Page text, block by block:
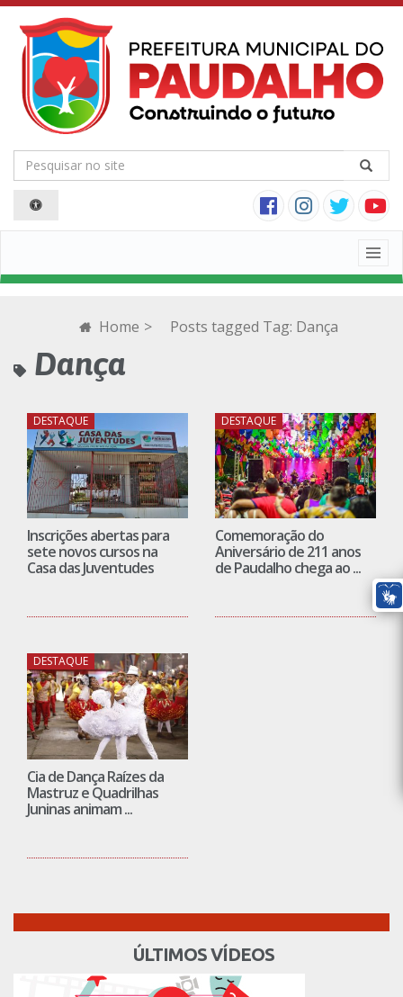
Home > Posts tagged Tag: Dança
Dança
DESTAQUE
Inscrições abertas para
sete novos cursos na
Casa das Juventudes
DESTAQUE
Comemoração do
Aniversário de 211 anos
de Paudalho chega ao ...
DESTAQUE
Cia de Dança Raízes da
Mastruz e Quadrilhas
Juninas animam ...
ÚLTIMOS VÍDEOS